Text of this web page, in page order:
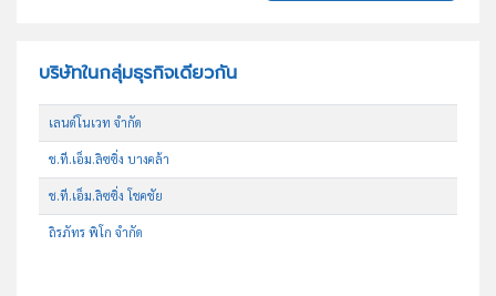
บริษัทในกลุ่มธุรกิจเดียวกัน
เลนด์โนเวท จำกัด
ช.ที.เอ็ม.ลิซซิ่ง บางคล้า
ช.ที.เอ็ม.ลิซซิ่ง โชคชัย
ถิรภัทร พิโก จำกัด